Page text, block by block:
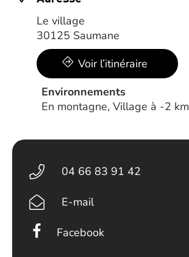
Le village
30125 Saumane
Voir l’itinéraire
Environnements
En montagne, Village à -2 km
04 66 83 91 42
E-mail
Facebook